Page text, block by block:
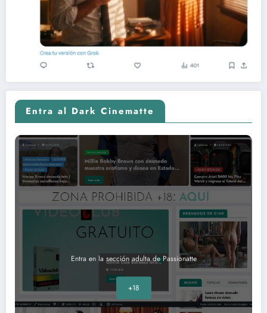
Entra al Dark Cinematte
Entra en la sección adulta de Passionatte
+18